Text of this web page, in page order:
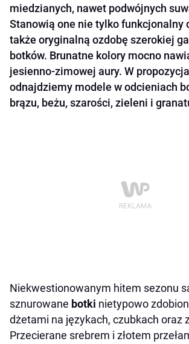
miedzianych, nawet podwójnych
Stanowią one nie tylko funkcjonalny
także oryginalną ozdobę szerokiej
botków. Brunatne kolory mocno
jesienno-zimowej aury. W
odnajdziemy modele w odcieniach
brązu, beżu, szarości, zieleni i
Niekwestionowanym hitem sezonu
sznurowane botki nietypowo
dżetami na językach, czubkach oraz
Przecierane srebrem i złotem